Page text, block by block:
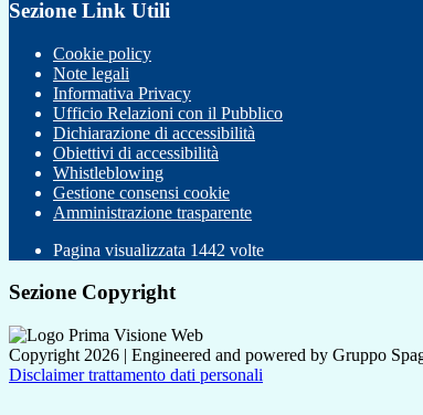
Sezione Link Utili
Cookie policy
Note legali
Informativa Privacy
Ufficio Relazioni con il Pubblico
Dichiarazione di accessibilità
Obiettivi di accessibilità
Whistleblowing
Gestione consensi cookie
Amministrazione trasparente
Pagina visualizzata 1442 volte
Sezione Copyright
Copyright 2026 | Engineered and powered by Gruppo
Disclaimer trattamento dati personali